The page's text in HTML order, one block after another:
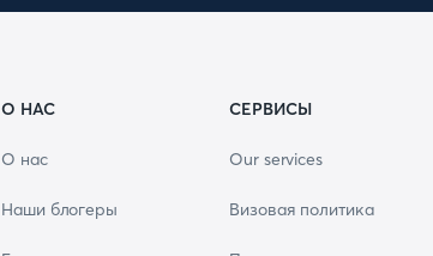
О НАС
О нас
Наши блогеры
СЕРВИСЫ
Our services
Визовая политика